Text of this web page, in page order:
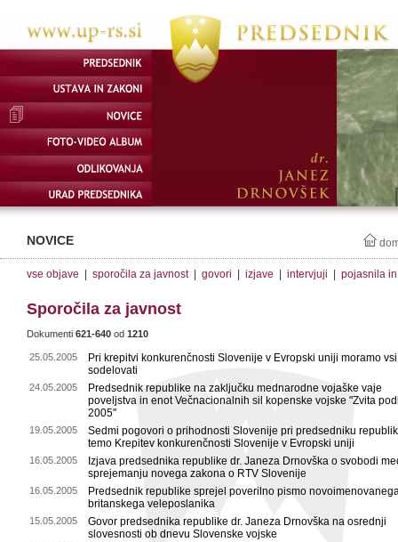
NOVICE
vse objave sporočila za javnost| govori izjave intervjuji pojasnila
Sporočila za javnost
Dokumenti 621-640 od 1210
25.05.2005
Pri krepitvi konkurenčnosti Slovenije v Evropski uniji moramo vsi
sodelovati
24.05.2005
Predsednik republike na zaključku mednarodne vojaške vaje
poveljstva in enot Večnacionalnih sil kopenske vojske "Zvita
2005"
19.05.2005
Sedmi pogovori o prihodnosti Slovenije pri predsedniku
temo Krepitev konkurenčnosti Slovenije v Evropski uniji
16.05.2005
Izjava predsednika republike dr. Janeza Drnovška o svobodi
sprejemanju novega zakona o RTV Slovenije
16.05.2005
Predsednik republike sprejel poverilno pismo
britanskega veleposlanika
15.05.2005
Govor predsednika republike dr. Janeza Drnovška na osrednji
slovesnosti ob dnevu Slovenske vojske